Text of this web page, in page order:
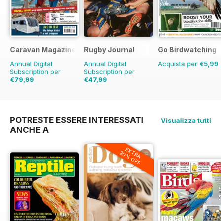
Caravan Magazine
Annual Digital
Subscription per
€79,99
Rugby Journal
Annual Digital
Subscription per
€47,99
Go Birdwatching
Acquista per €5,99
POTRESTE ESSERE INTERESSATI
ANCHE A
Visualizza tutti
EXTRA
20% OFF